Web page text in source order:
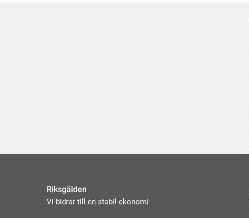
Riksgälden
Vi bidrar till en stabil ekonomi